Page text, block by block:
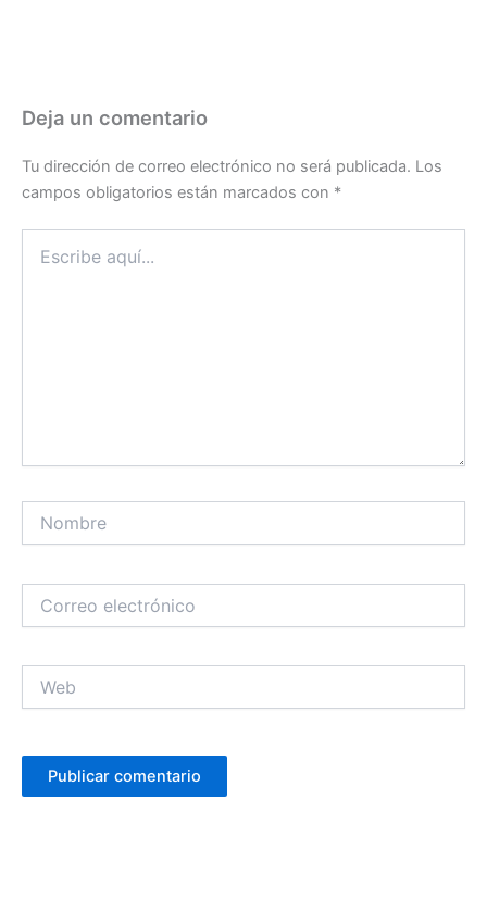
Deja un comentario
Tu dirección de correo electrónico no será publicada. Los
campos obligatorios están marcados con *
aquí...
electrónico